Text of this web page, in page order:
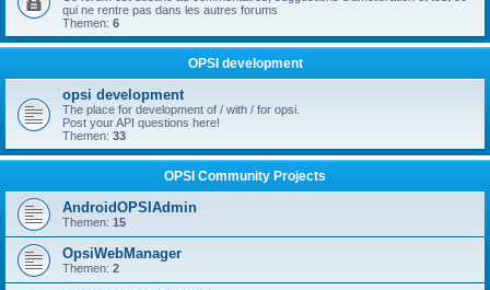
qui ne rentre pas dans les autres forums
Themen: 6
OPSI development
opsi development
The place for development of / with / for opsi.
Post your API questions here!
Themen: 33
OPSI Community Projects
AndroidOPSIAdmin
Themen: 15
OpsiWebManager
Themen: 2